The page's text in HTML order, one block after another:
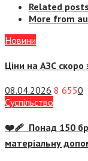
Related posts
More from
Новини
Ціни на АЗС скоро
08.04.2026 8 6550
Суспiльство
❤️‍🩹 Понад 150
матеріальну